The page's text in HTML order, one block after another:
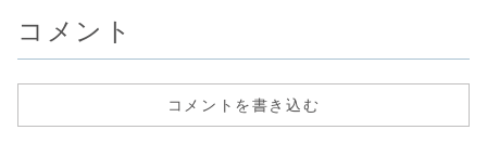
コメント
コメントを書き込む